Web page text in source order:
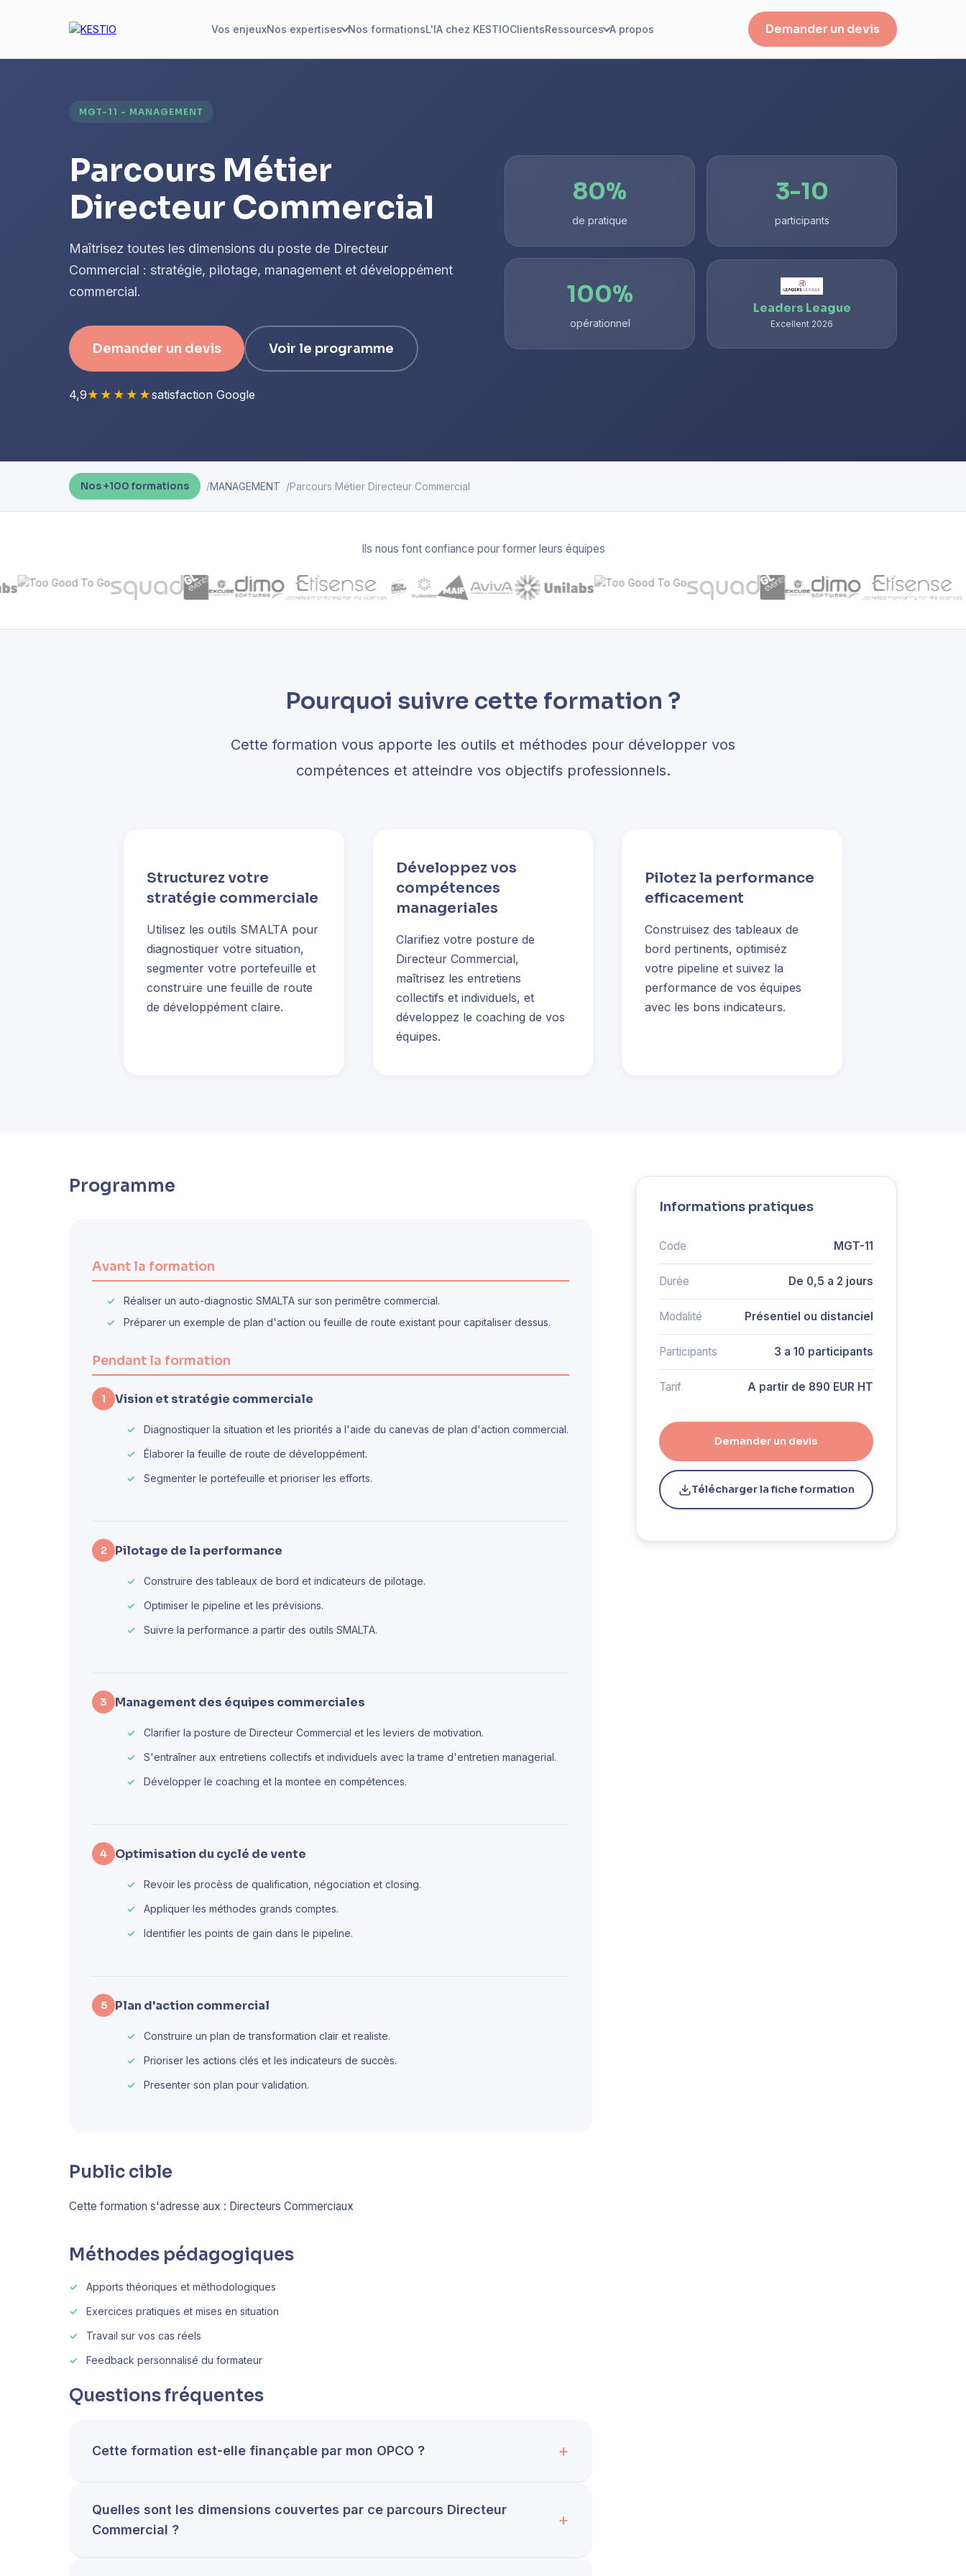
Vos enjeuxNos expertises Nos formationsL'IA chez KESTIOClientsRessources A propos Demander un devis
MGT-11 - MANAGEMENT
Parcours Métier
Directeur Commercial
Maîtrisez toutes les dimensions du poste de Directeur
Commercial : stratégie, pilotage, management et développément
commercial.
Demander un devis Voir le programme
4,9★★★★★satisfaction Google
80%
de pratique
3-10
participants
100%
opérationnel
Leaders League
Excellent 2026
Nos +100 formations MANAGEMENT Parcours Métier Directeur Commercial
Ils nous font confiance pour former leurs équipes
Pourquoi suivre cette formation ?
Cette formation vous apporte les outils et méthodes pour développer vos
compétences et atteindre vos objectifs professionnels.
Structurez votre
stratégie commerciale
Utilisez les outils SMALTA pour
diagnostiquer votre situation,
segmenter votre portefeuille et
construire une feuille de route
de développément claire.
Développez vos
compétences
manageriales
Clarifiez votre posture de
Directeur Commercial,
maîtrisez les entretiens
collectifs et individuels, et
développez le coaching de vos
équipes.
Pilotez la performance
efficacement
Construisez des tableaux de
bord pertinents, optimiséz
votre pipeline et suivez la
performance de vos équipes
avec les bons indicateurs.
Programme
Avant la formation
Réaliser un auto-diagnostic SMALTA sur son perimêtre commercial.
Préparer un exemple de plan d'action ou feuille de route existant pour capitaliser dessus.
Pendant la formation
1 Vision et stratégie commerciale
Diagnostiquer la situation et les priorités a l'aide du canevas de plan d'action commercial.
Élaborer la feuille de route de développément.
Segmenter le portefeuille et prioriser les efforts.
2 Pilotage de la performance
Construire des tableaux de bord et indicateurs de pilotage.
Optimiser le pipeline et les prévisions.
Suivre la performance a partir des outils SMALTA.
3 Management des équipes commerciales
Clarifier la posture de Directeur Commercial et les leviers de motivation.
S'entraîner aux entretiens collectifs et individuels avec la trame d'entretien managerial.
Développer le coaching et la montee en compétences.
4 Optimisation du cyclé de vente
Revoir les procèss de qualification, négociation et closing.
Appliquer les méthodes grands comptes.
Identifier les points de gain dans le pipeline.
5 Plan d'action commercial
Construire un plan de transformation clair et realiste.
Prioriser les actions clés et les indicateurs de succès.
Presenter son plan pour validation.
Public cible
Cette formation s'adresse aux : Directeurs Commerciaux
Méthodes pédagogiques
Apports théoriques et méthodologiques
Exercices pratiques et mises en situation
Travail sur vos cas réels
Feedback personnalisé du formateur
Questions fréquentes
Cette formation est-elle finançable par mon OPCO ?
Quelles sont les dimensions couvertes par ce parcours Directeur
Commercial ?
Informations pratiques
Code MGT-11
Durée De 0,5 a 2 jours
Modalité Présentiel ou distanciel
Participants 3 a 10 participants
Tarif A partir de 890 EUR HT
Demander un devis
Télécharger la fiche formation